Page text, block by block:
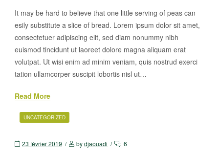
It may be hard to believe that one little serving of peas can
esily substitute a slice of bread. Lorem ipsum dolor sit amet,
consectetuer adipiscing elit, sed diam nonummy nibh
euismod tincidunt ut laoreet dolore magna aliquam erat
volutpat. Ut wisi enim ad minim veniam, quis nostrud exerci
tation ullamcorper suscipit lobortis nisl ut…
Read More
UNCATEGORIZED
23 février 2019 bydjaouadi 6